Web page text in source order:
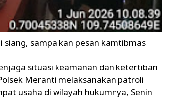
siang, sampaikan pesan kamtibmas
situasi keamanan dan ketertiban
Meranti melaksanakan patroli
usaha di wilayah hukumnya, Senin